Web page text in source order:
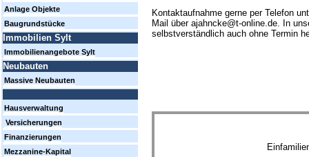
Kontaktaufnahme gerne per Telefon
Mail über ajahncke@t-online.de. In
selbstverständlich auch ohne Termin
Anlage Objekte
Baugrundstücke
Immobilien Sylt
Immobilienangebote Sylt
Neubauten
Massive Neubauten
Hausverwaltung
Versicherungen
Finanzierungen
Mezzanine-Kapital